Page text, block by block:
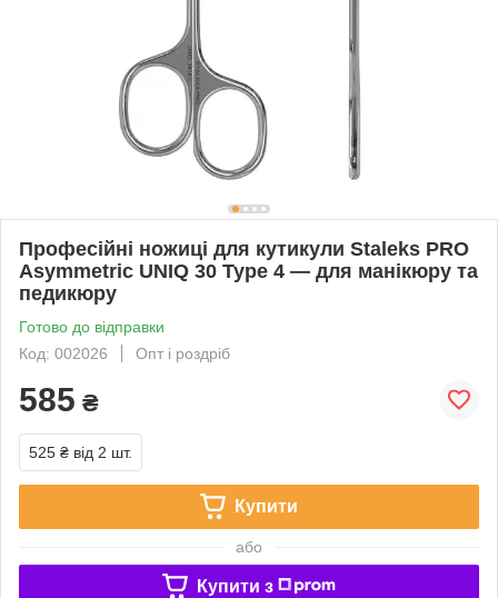
Професійні ножиці для кутикули Staleks PRO
Asymmetric UNIQ 30 Type 4 — для манікюру та
педикюру
Готово до відправки
Код: 002026
Опт і роздріб
585 ₴
525 ₴ від 2 шт.
Купити
або
Купити з